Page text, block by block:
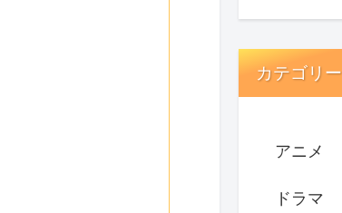
カテゴリー
アニメ
ドラマ